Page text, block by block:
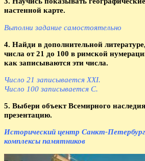
настенной карте.
Выполни задание самостоятельно
4. Найди в дополнительной
числа от 21 до 100 в римской
как записываются эти числа.
Число 21 записывается XXI.
Число 100 записывается С.
5. Выбери объект Всемирного
презентацию.
Исторический центр Санкт-
комплексы памятников